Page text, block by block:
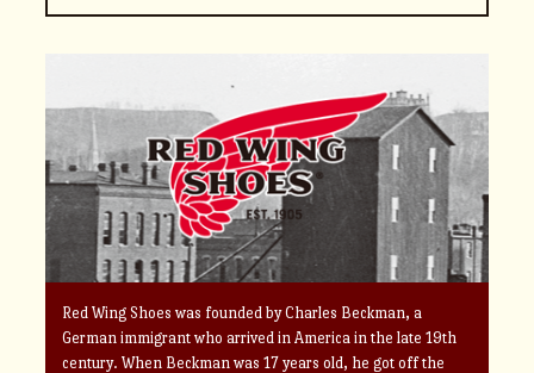
Red Wing Shoes was founded by Charles Beckman, a
German immigrant who arrived in America in the late 19th
century. When Beckman was 17 years old, he got off the